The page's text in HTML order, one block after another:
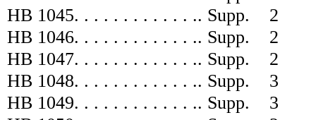
HB 1045. . . . . . . . . . . . .. Supp.
2
HB 1046. . . . . . . . . . . . .. Supp.
2
HB 1047. . . . . . . . . . . . .. Supp.
2
HB 1048. . . . . . . . . . . . .. Supp.
3
HB 1049. . . . . . . . . . . . .. Supp.
3